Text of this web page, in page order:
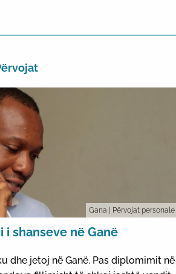
Gana | Përvojat personale
i shanseve në Ganë
dhe jetoj në Ganë. Pas diplomimit në